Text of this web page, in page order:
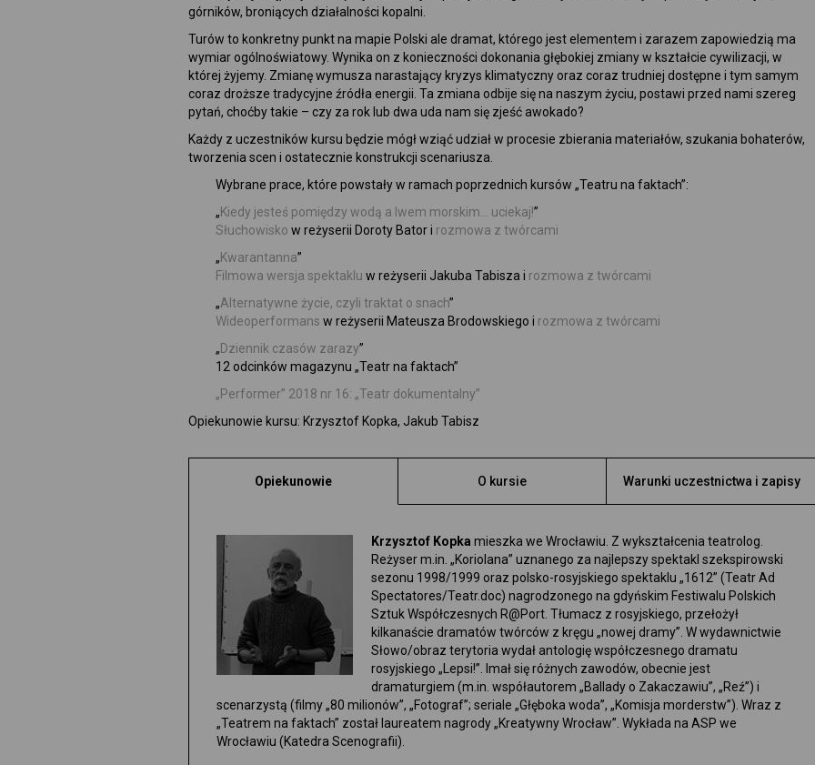
górników, broniących działalności kopalni.
Turów to konkretny punkt na mapie Polski ale dramat, którego jest elementem i zarazem zapowiedzią ma
wymiar ogólnoświatowy. Wynika on z konieczności dokonania głębokiej zmiany w kształcie cywilizacji, w
której żyjemy. Zmianę wymusza narastający kryzys klimatyczny oraz coraz trudniej dostępne i tym samym
coraz droższe tradycyjne źródła energii. Ta zmiana odbije się na naszym życiu, postawi przed nami szereg
pytań, choćby takie – czy za rok lub dwa uda nam się zjeść awokado?
Każdy z uczestników kursu będzie mógł wziąć udział w procesie zbierania materiałów, szukania bohaterów,
tworzenia scen i ostatecznie konstrukcji scenariusza.
Wybrane prace, które powstały w ramach poprzednich kursów „Teatru na faktach”:
„Kiedy jesteś pomiędzy wodą a lwem morskim… uciekaj!”
Słuchowisko w reżyserii Doroty Bator i rozmowa z twórcami
„Kwarantanna”
Filmowa wersja spektaklu w reżyserii Jakuba Tabisza i rozmowa z twórcami
„Alternatywne życie, czyli traktat o snach”
Wideoperformans w reżyserii Mateusza Brodowskiego i rozmowa z twórcami
„Dziennik czasów zarazy”
12 odcinków magazynu „Teatr na faktach”
„Performer” 2018 nr 16: „Teatr dokumentalny”
Opiekunowie kursu: Krzysztof Kopka, Jakub Tabisz
Opiekunowie O kursie Warunki uczestnictwa i zapisy
Krzysztof Kopka mieszka we Wrocławiu. Z wykształcenia teatrolog.
Reżyser m.in. „Koriolana” uznanego za najlepszy spektakl szekspirowski
sezonu 1998/1999 oraz polsko-rosyjskiego spektaklu „1612” (Teatr Ad
Spectatores/Teatr.doc) nagrodzonego na gdyńskim Festiwalu Polskich
Sztuk Współczesnych R@Port. Tłumacz z rosyjskiego, przełożył
kilkanaście dramatów twórców z kręgu „nowej dramy”. W wydawnictwie
Słowo/obraz terytoria wydał antologię współczesnego dramatu
rosyjskiego „Lepsi!”. Imał się różnych zawodów, obecnie jest
dramaturgiem (m.in. współautorem „Ballady o Zakaczawiu”, „Reź”) i
scenarzystą (filmy „80 milionów”, „Fotograf”; seriale „Głęboka woda”, „Komisja morderstw”). Wraz z
„Teatrem na faktach” został laureatem nagrody „Kreatywny Wrocław”. Wykłada na ASP we
Wrocławiu (Katedra Scenografii).